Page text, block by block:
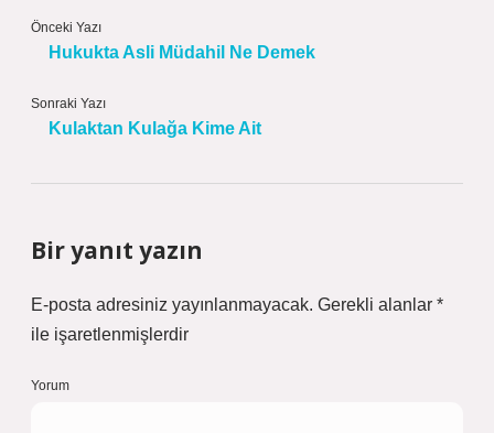
Önceki Yazı
Hukukta Asli Müdahil Ne Demek
Sonraki Yazı
Kulaktan Kulağa Kime Ait
Bir yanıt yazın
E-posta adresiniz yayınlanmayacak. Gerekli alanlar *
ile işaretlenmişlerdir
Yorum